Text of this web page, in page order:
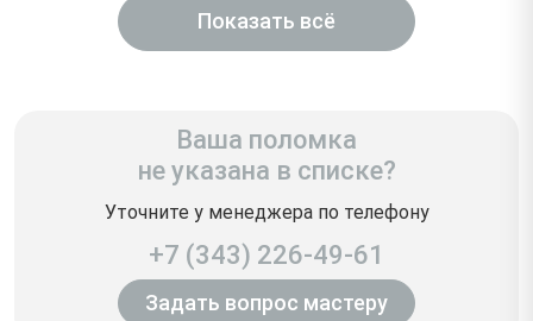
Показать всё
Ваша поломка
не указана в списке?
Уточните у менеджера по телефону
+7 (343) 226-49-61
Задать вопрос мастеру